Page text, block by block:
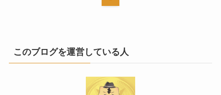
このブログを運営している人